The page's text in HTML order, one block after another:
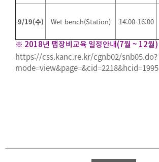
9/19(수) Wet bench(Station) 14:00-16:00
※ 2018년 팹장비교육 일정안내(7월 ~ 12월)
https://css.kanc.re.kr/cgnb02/snb05.do?
mode=view&page=&cid=2218&hcid=1995